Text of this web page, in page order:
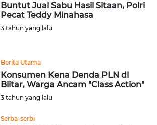
Buntut Jual Sabu Hasil Sitaan, Polri
Pecat Teddy Minahasa
3 tahun yang lalu
Berita Utama
Konsumen Kena Denda PLN di
Blitar, Warga Ancam "Class Action"
3 tahun yang lalu
Serba-serbi